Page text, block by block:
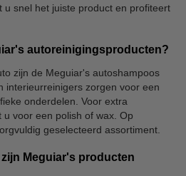
u snel het juiste product en profiteert
autoreinigingsproducten?
zijn de Meguiar's autoshampoos
interieurreinigers zorgen voor een
onderdelen. Voor extra
voor een polish of wax. Op
geselecteerd assortiment.
Meguiar's producten